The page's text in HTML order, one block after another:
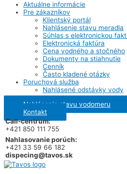
Aktuálne informácie
Pre zákazníkov
Klientský portál
Nahlásenie stavu meradla
Súhlas s elektronickou
Elektronická faktúra
Cena vodného a stočného
Dokumenty na stiahnutie
Cenník
Často kladené otázky
Poruchová služba
Nahlásené odstávky vody
Nahlásenie stavu vodomeru
Kontakt
Call-centrum:
+421 850 111 755
Nahlasovanie porúch:
+421 33 59 66 182
dispecing@tavos.sk